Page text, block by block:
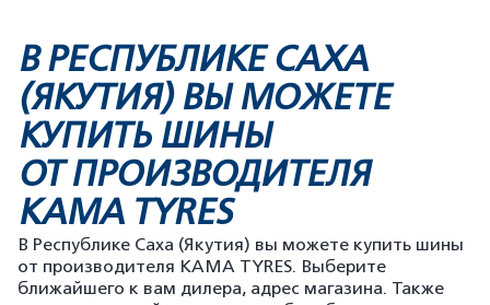
В РЕСПУБЛИКЕ САХА
(ЯКУТИЯ) ВЫ МОЖЕТЕ
КУПИТЬ ШИНЫ
ОТ ПРОИЗВОДИТЕЛЯ
KAMA TYRES
В Республике Саха (Якутия) вы можете купить шины
от производителя KAMA TYRES. Выберите
ближайшего к вам дилера, адрес магазина. Также